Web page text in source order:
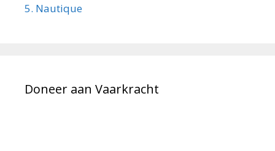
5. Nautique
Doneer aan Vaarkracht